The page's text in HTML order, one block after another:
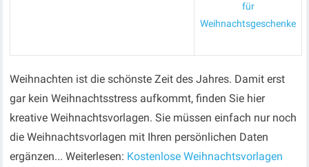
für
Weihnachtsgeschenke
Weihnachten ist die schönste Zeit des Jahres. Damit erst
gar kein Weihnachtsstress aufkommt, finden Sie hier
kreative Weihnachtsvorlagen. Sie müssen einfach nur noch
die Weihnachtsvorlagen mit Ihren persönlichen Daten
ergänzen... Weiterlesen: Kostenlose Weihnachtsvorlagen